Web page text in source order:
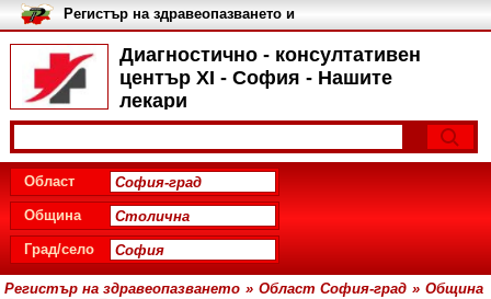
Диагностично - консултативен
център XI - София - Нашите
лекари
Регистър на здравеопазването и
медицинските заведения в
България
Област
Община
Град/село
Регистър на здравеопазването » Област София-град » Община